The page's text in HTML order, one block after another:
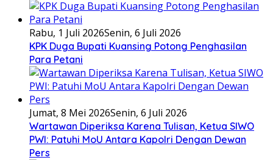
Rabu, 1 Juli 2026Senin, 6 Juli 2026
KPK Duga Bupati Kuansing Potong Penghasilan
Para Petani
Jumat, 8 Mei 2026Senin, 6 Juli 2026
Wartawan Diperiksa Karena Tulisan, Ketua SIWO
PWI: Patuhi MoU Antara Kapolri Dengan Dewan
Pers